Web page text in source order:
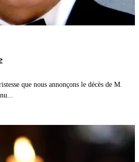
que nous annonçons le décès de M.